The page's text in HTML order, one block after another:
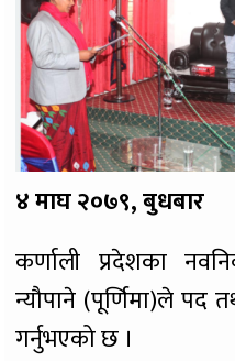
४ माघ २०७९, बुधबार
कर्णाली प्रदेशका
न्यौपाने (पूर्णिमा)ले पद
गर्नुभएको छ ।